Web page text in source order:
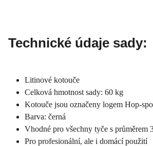
Technické údaje sady:
Litinové kotouče
Celková hmotnost sady: 60 kg
Kotouče jsou označeny logem Hop-
Barva: černá
Vhodné pro všechny tyče s průměrem
Pro profesionální, ale i domácí použití